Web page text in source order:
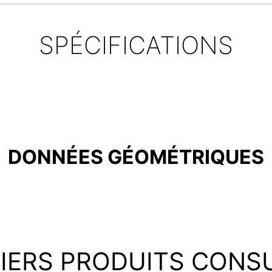
SPÉCIFICATIONS
DONNÉES GÉOMÉTRIQUES
PRODUITS